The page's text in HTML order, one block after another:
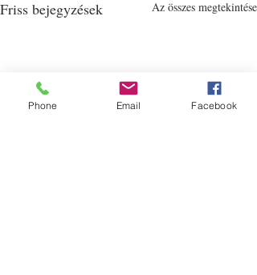
Friss bejegyzések Az összes megtekintése
Phone Email Facebook